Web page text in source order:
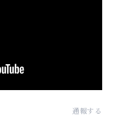
通報する